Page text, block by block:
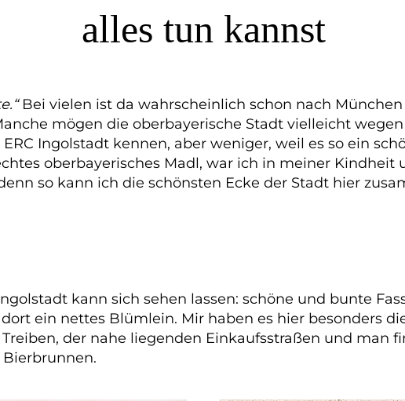
alles tun kannst
Bei vielen ist da wahrscheinlich schon nach
mögen die oberbayerische Stadt vielleicht
Ingolstadt kennen, aber weniger, weil es so ein
oberbayerisches Madl, war ich in meiner
so kann ich die schönsten Ecke der Stadt hier
kann sich sehen lassen: schöne und bunte
ein nettes Blümlein. Mir haben es hier besonders
der nahe liegenden Einkaufsstraßen und man